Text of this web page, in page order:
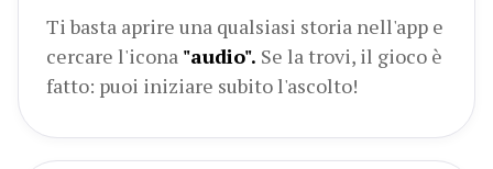
Ti basta aprire una qualsiasi storia nell'app e
cercare l'icona "audio". Se la trovi, il gioco è
fatto: puoi iniziare subito l'ascolto!